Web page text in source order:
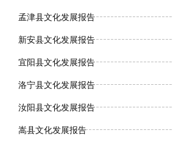
孟津县文化发展报告
新安县文化发展报告
宜阳县文化发展报告
洛宁县文化发展报告
汝阳县文化发展报告
嵩县文化发展报告